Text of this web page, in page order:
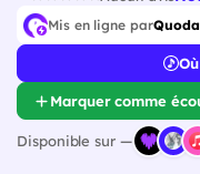
Mis en ligne par
Marquer comme
Disponible sur —